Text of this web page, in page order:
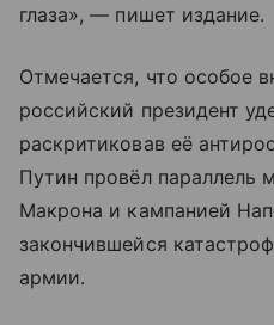
глаза», — пишет издание.
Отмечается, что особое
российский президент
раскритиковав её
Путин провёл параллель
Макрона и кампанией
закончившейся
армии.